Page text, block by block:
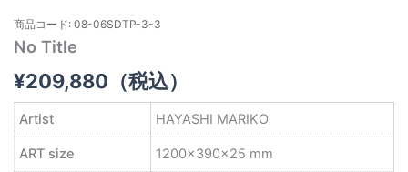
商品コード: 08-06SDTP-3-3
No Title
¥209,880 （税込）
Artist HAYASHI MARIKO
ART size 1200×390×25 mm